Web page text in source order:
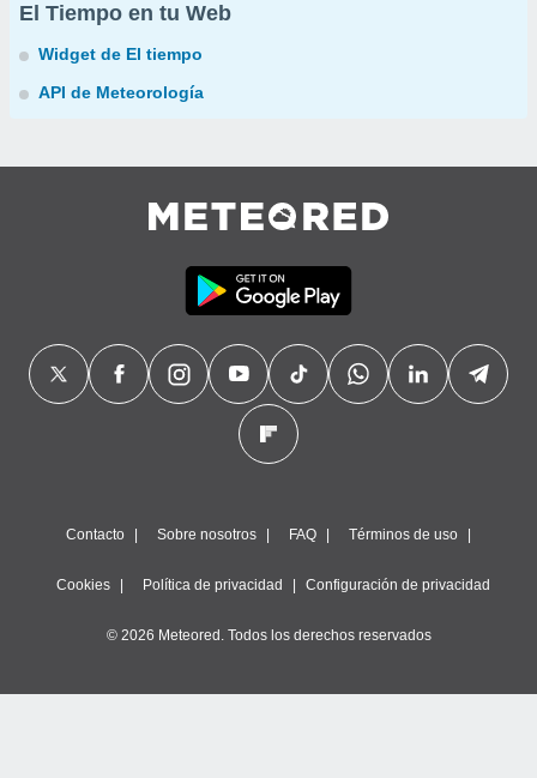
El Tiempo en tu Web
Widget de El tiempo
API de Meteorología
Contacto Sobre nosotros FAQ Términos de uso
Cookies Política de privacidad Configuración de privacidad
© 2026 Meteored. Todos los derechos reservados